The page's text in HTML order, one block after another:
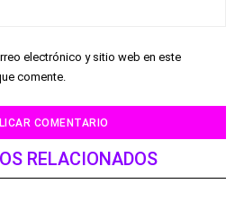
electrónico y sitio web en este
comente.
RELACIONADOS